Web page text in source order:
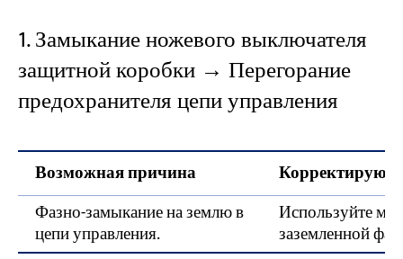
1. Замыкание ножевого выключателя
защитной коробки → Перегорание
предохранителя цепи управления
Возможная причина
Фазно-замыкание на землю в
цепи управления.
Используйте
заземленной